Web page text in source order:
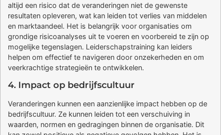
altijd een risico dat de veranderingen niet de gewenste
resultaten opleveren, wat kan leiden tot verlies van middelen
en marktaandeel. Het is belangrijk voor organisaties om
grondige risicoanalyses uit te voeren en voorbereid te zijn op
mogelijke tegenslagen. Leiderschapstraining kan leiders
helpen om effectief te navigeren door onzekerheden en om
veerkrachtige strategieën te ontwikkelen.
4. Impact op bedrijfscultuur
Veranderingen kunnen een aanzienlijke impact hebben op de
bedrijfscultuur. Ze kunnen leiden tot een verschuiving in
waarden, normen en gedragingen binnen de organisatie. Dit